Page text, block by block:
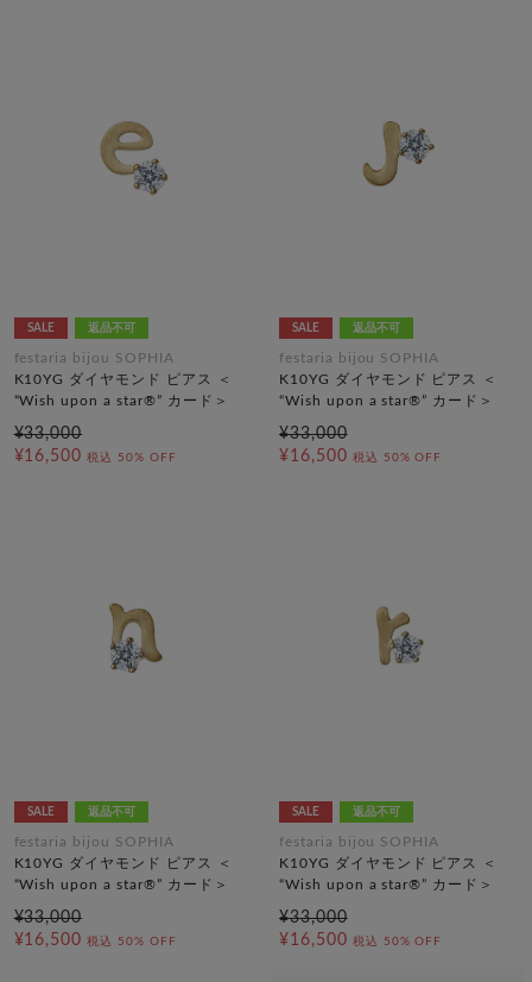
SALE 返品不可
festaria bijou SOPHIA
K10YG ダイヤモンド ピアス ＜
“Wish upon a star®” カード＞
¥33,000
¥16,500 税込 50% OFF
SALE 返品不可
festaria bijou SOPHIA
K10YG ダイヤモンド ピアス ＜
“Wish upon a star®” カード＞
¥33,000
¥16,500 税込 50% OFF
SALE 返品不可
festaria bijou SOPHIA
K10YG ダイヤモンド ピアス ＜
“Wish upon a star®” カード＞
¥33,000
¥16,500 税込 50% OFF
SALE 返品不可
festaria bijou SOPHIA
K10YG ダイヤモンド ピアス ＜
“Wish upon a star®” カード＞
¥33,000
¥16,500 税込 50% OFF